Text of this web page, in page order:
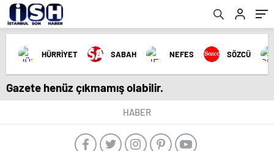
HÜRRİYET SABAH NEFES SÖZCÜ
Gazete henüz çıkmamış olabilir.
HABER